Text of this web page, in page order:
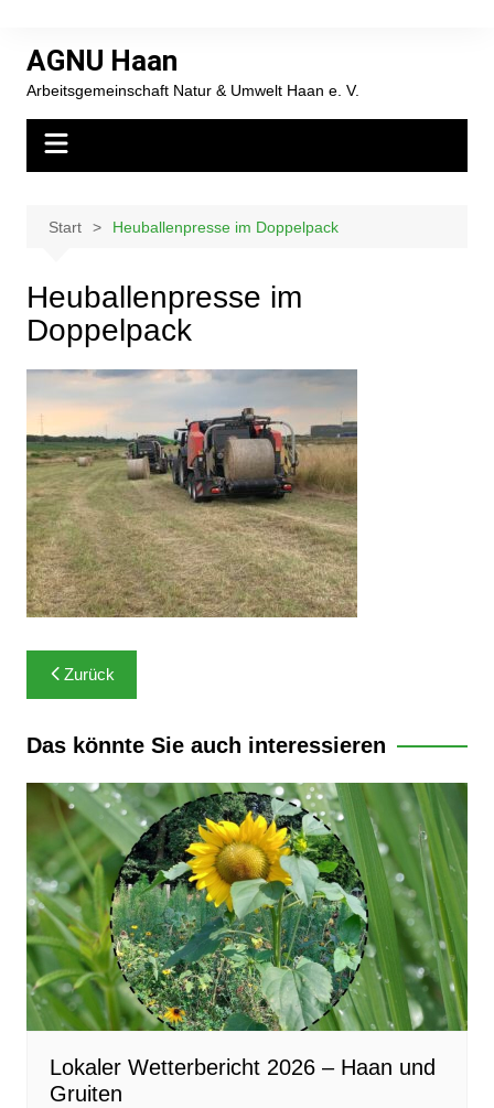
springen
AGNU Haan
Arbeitsgemeinschaft Natur & Umwelt Haan e. V.
Start Heuballenpresse im Doppelpack
Heuballenpresse im
Doppelpack
Beitragsnavigation
Zurück
Das könnte Sie auch interessieren
Lokaler Wetterbericht 2026 – Haan und
Gruiten